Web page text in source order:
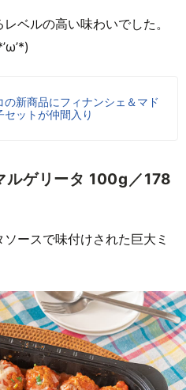
ベルの高い味わいでした。
の新商品にフィナンシェ＆マド
セットが仲間入り
ルゲリータ 100g／178
ースで味付けされた巨大ミ